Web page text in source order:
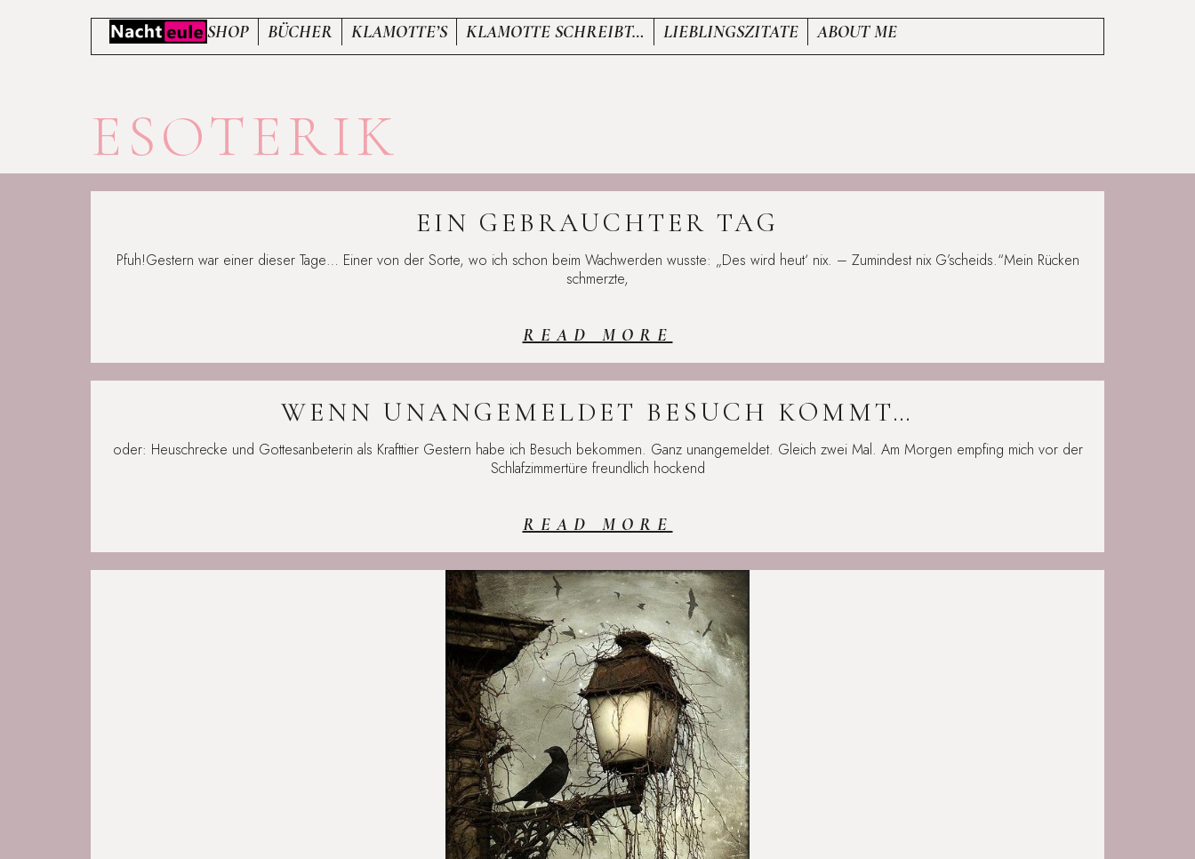
SHOP BÜCHER KLAMOTTE’S KLAMOTTE SCHREIBT… LIEBLINGSZITATE ABOUT ME
ESOTERIK
EIN GEBRAUCHTER TAG
Pfuh!Gestern war einer dieser Tage… Einer von der Sorte, wo ich schon beim Wachwerden wusste: „Des wird heut‘ nix. – Zumindest nix G’scheids.“Mein Rücken
schmerzte,
READ MORE
WENN UNANGEMELDET BESUCH KOMMT…
oder: Heuschrecke und Gottesanbeterin als Krafttier Gestern habe ich Besuch bekommen. Ganz unangemeldet. Gleich zwei Mal. Am Morgen empfing mich vor der
Schlafzimmertüre freundlich hockend
READ MORE